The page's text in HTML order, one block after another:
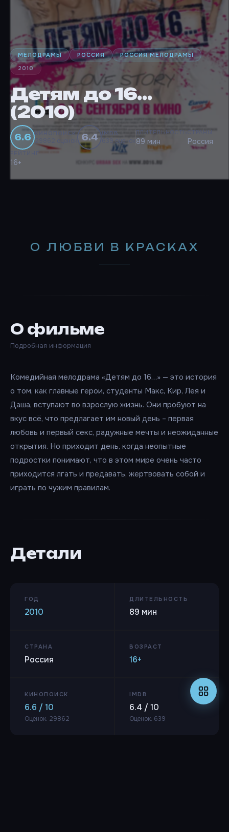
МЕЛОДРАМЫ РОССИЯ
РОССИЯ МЕЛОДРАМЫ
2010
Детям до 16…
(2010)
6.6 КИНОПОИСК 6.4 IMDB
639 оценок
ДЛИТЕЛЬНОСТЬ
89 мин
СТРАНЫ
Россия
16+
О ЛЮБВИ В КРАСКАХ
О фильме
Подробная информация
Комедийная мелодрама «Детям до 16…» — это история
о том, как главные герои, студенты Макс, Кир, Лея и
Даша, вступают во взрослую жизнь. Они пробуют на
вкус всё, что предлагает им новый день – первая
любовь и первый секс, радужные мечты и неожиданные
открытия. Но приходит день, когда неопытные
подростки понимают, что в этом мире очень часто
приходится лгать и предавать, жертвовать собой и
играть по чужим правилам.
Детали
ГОД
2010
ДЛИТЕЛЬНОСТЬ
89 мин
СТРАНА
Россия
ВОЗРАСТ
16+
КИНОПОИСК
6.6 / 10
Оценок: 29862
IMDB
6.4 / 10
Оценок: 639